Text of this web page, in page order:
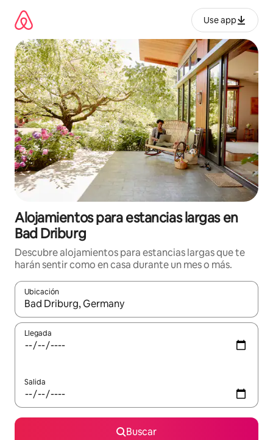
contenido
Use app
Alojamientos para estancias largas en
Bad Driburg
Descubre alojamientos para estancias largas que te
harán sentir como en casa durante un mes o más.
Ubicación
Cuando los resultados estén disponibles, podrás navegar
Llegada
Salida
Buscar